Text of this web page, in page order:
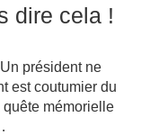
dire cela !
président ne
est coutumier du
mémorielle